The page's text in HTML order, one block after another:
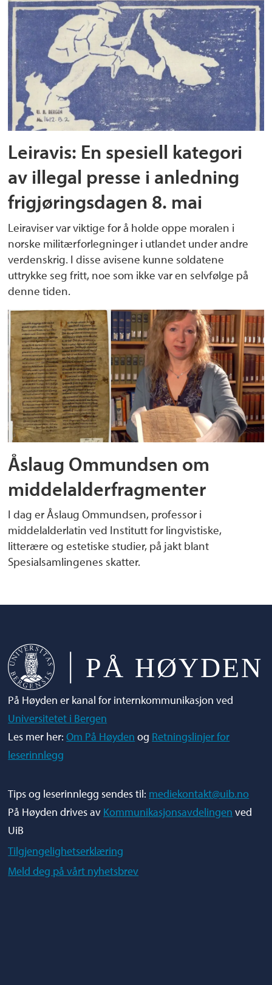
Leiravis: En spesiell kategori
av illegal presse i anledning
frigjøringsdagen 8. mai
Leiraviser var viktige for å holde oppe moralen i
norske militærforlegninger i utlandet under andre
verdenskrig. I disse avisene kunne soldatene
uttrykke seg fritt, noe som ikke var en selvfølge på
denne tiden.
Åslaug Ommundsen om
middelalderfragmenter
I dag er Åslaug Ommundsen, professor i
middelalderlatin ved Institutt for lingvistiske,
litterære og estetiske studier, på jakt blant
Spesialsamlingenes skatter.
På Høyden er kanal for internkommunikasjon ved
Universitetet i Bergen
Les mer her:Om På Høyden og Retningslinjer for
leserinnlegg
Tips og leserinnlegg sendes til: mediekontakt@uib.no
På Høyden drives av Kommunikasjonsavdelingen ved
UiB
Tilgjengelighetserklæring
Meld deg på vårt nyhetsbrev